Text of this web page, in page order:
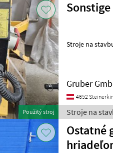
Použitý stroj
Stroje na
Gruber
4652
Stroje na
Ostatné